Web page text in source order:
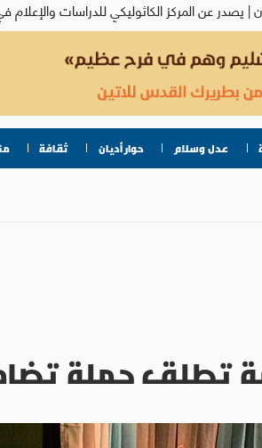
عدل وسلام حوار أديان ثقافة
تطلق حملة